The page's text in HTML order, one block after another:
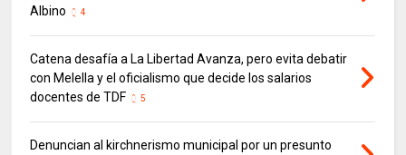
Albino
4
Catena desafía a La Libertad Avanza, pero evita debatir
con Melella y el oficialismo que decide los salarios
docentes de TDF
5
Denuncian al kirchnerismo municipal por un presunto